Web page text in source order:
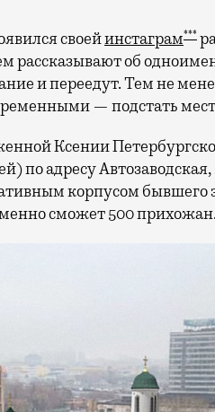
своейинстаграм***
рассказывают об
и переедут. Тем не
— подстать
Ксении
по адресу Автозаводская,
корпусом бывшего
сможет 500 прихожан.